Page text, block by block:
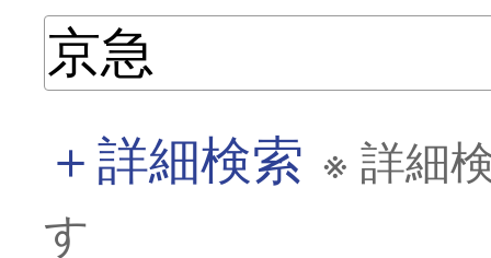
＋詳細検索 ※ 詳細
す